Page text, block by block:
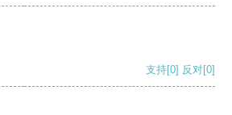
支持[0] 反对[0]